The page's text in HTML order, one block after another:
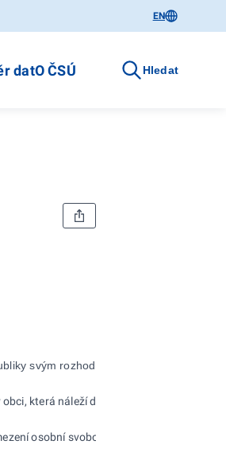
EN
datO ČSÚ Hledat
svým rozhodnutím č.
obci, která náleží do
osobní svobody z